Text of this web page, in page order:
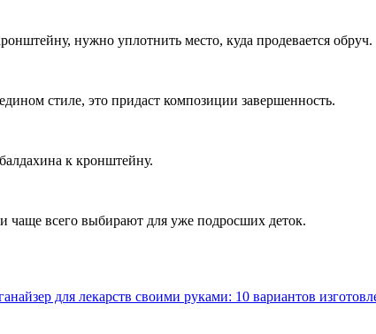
нужно уплотнить место, куда продевается обруч.
стиле, это придаст композиции завершенность.
к кронштейну.
чаще всего выбирают для уже подросших деток.
для лекарств своими руками: 10 вариантов